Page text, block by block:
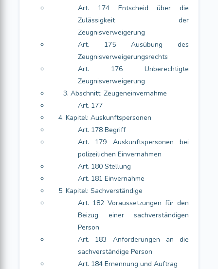
Art. 174 Entscheid über die
Zulässigkeit der
Zeugnisverweigerung
Art. 175 Ausübung des
Zeugnisverweigerungsrechts
Art. 176 Unberechtigte
Zeugnisverweigerung
3. Abschnitt: Zeugeneinvernahme
Art. 177
4. Kapitel: Auskunftspersonen
Art. 178 Begriff
Art. 179 Auskunftspersonen bei
polizeilichen Einvernahmen
Art. 180 Stellung
Art. 181 Einvernahme
5. Kapitel: Sachverständige
Art. 182 Voraussetzungen für den
Beizug einer sachverständigen
Person
Art. 183 Anforderungen an die
sachverständige Person
Art. 184 Ernennung und Auftrag